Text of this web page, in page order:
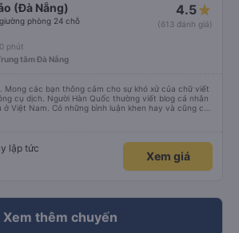
(Đà Nẵng)
phòng 24 chỗ
4.5
(613 đánh giá)
phút
tâm Đà Nẵng
Mong các bạn thông cảm cho sự khó xử của chữ viết
cụ dịch. Người Hàn Quốc thường viết blog cá nhân
Việt Nam. Có những bình luận khen hay và cũng có
vả nên tôi đã rất lo lắng. Đó là một sự lo lắng vô
께 정보를 드리자면 저는 다낭에서 꾸이년가는 버스를 탔습
마다 퀄리티가 다른지는 모르겠는데, 제가 탄 버스는 쾌적
하고 베개 이불 깨끗합니다. 뭐 경적소리야 베트남에서는
lập tức
Xem giá
Xem thêm chuyến